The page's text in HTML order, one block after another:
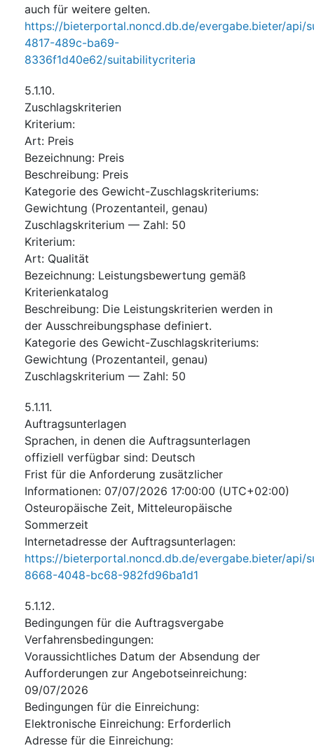
auch für weitere gelten.
https://bieterportal.noncd.db.de/evergabe.bieter/api/
4817-489c-ba69-
8336f1d40e62/suitabilitycriteria
5.1.10.
Zuschlagskriterien
Kriterium:
Art: Preis
Bezeichnung: Preis
Beschreibung: Preis
Kategorie des Gewicht-Zuschlagskriteriums:
Gewichtung (Prozentanteil, genau)
Zuschlagskriterium — Zahl: 50
Kriterium:
Art: Qualität
Bezeichnung: Leistungsbewertung gemäß
Kriterienkatalog
Beschreibung: Die Leistungskriterien werden in
der Ausschreibungsphase definiert.
Kategorie des Gewicht-Zuschlagskriteriums:
Gewichtung (Prozentanteil, genau)
Zuschlagskriterium — Zahl: 50
5.1.11.
Auftragsunterlagen
Sprachen, in denen die Auftragsunterlagen
offiziell verfügbar sind: Deutsch
Frist für die Anforderung zusätzlicher
Informationen: 07/07/2026 17:00:00 (UTC+02:00)
Osteuropäische Zeit, Mitteleuropäische
Sommerzeit
Internetadresse der Auftragsunterlagen:
https://bieterportal.noncd.db.de/evergabe.bieter/
8668-4048-bc68-982fd96ba1d1
5.1.12.
Bedingungen für die Auftragsvergabe
Verfahrensbedingungen:
Voraussichtliches Datum der Absendung der
Aufforderungen zur Angebotseinreichung:
09/07/2026
Bedingungen für die Einreichung:
Elektronische Einreichung: Erforderlich
Adresse für die Einreichung: